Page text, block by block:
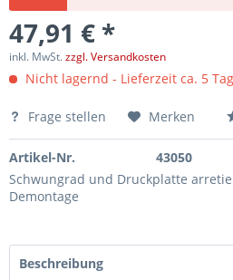
47,91 € *
inkl. MwSt.zzgl. Versandkosten
Nicht lagernd - Lieferzeit ca. 5
Frage stellen Merken
Artikel-Nr.
43050
Schwungrad und Druckplatte
Demontage
Beschreibung